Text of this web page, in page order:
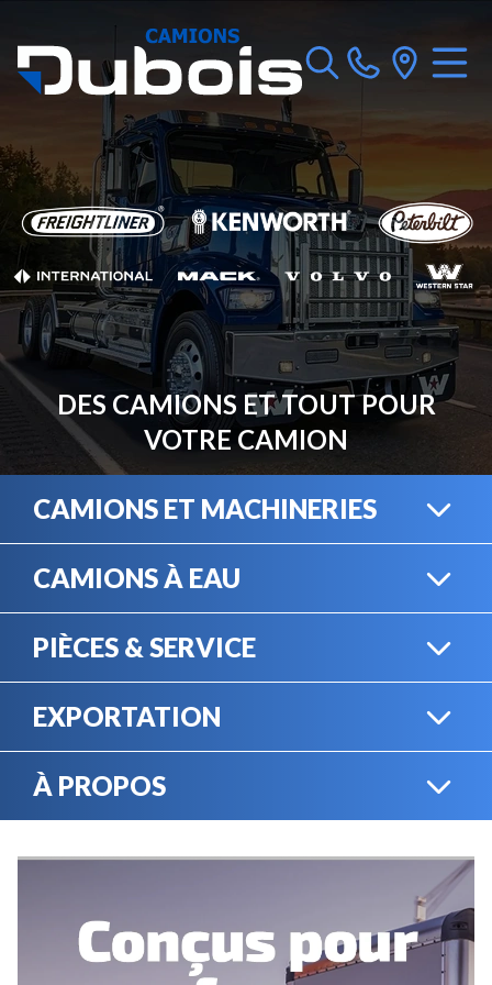
DES CAMIONS ET TOUT POUR
VOTRE CAMION
CAMIONS ET MACHINERIES
ÉQUIPEMENT
CAMIONS À EAU
PIÈCES & SERVICE
SERVICE MÉCANIQUE
EXPORTATION
À PROPOS